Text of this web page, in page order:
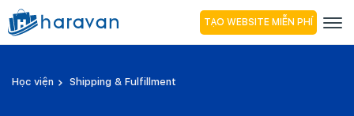
TẠO WEBSITE MIỄN PHÍ
Học viện Shipping & Fulfillment